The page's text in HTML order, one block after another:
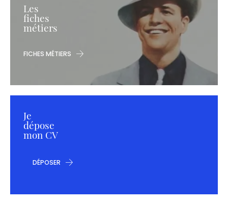
Les
fiches
métiers
FICHES MÉTIERS
Je
dépose
mon CV
DÉPOSER